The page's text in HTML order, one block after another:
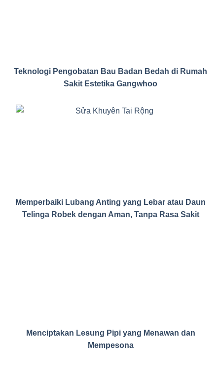
Teknologi Pengobatan Bau Badan Bedah di Rumah
Sakit Estetika Gangwhoo
Memperbaiki Lubang Anting yang Lebar atau Daun
Telinga Robek dengan Aman, Tanpa Rasa Sakit
Menciptakan Lesung Pipi yang Menawan dan
Mempesona